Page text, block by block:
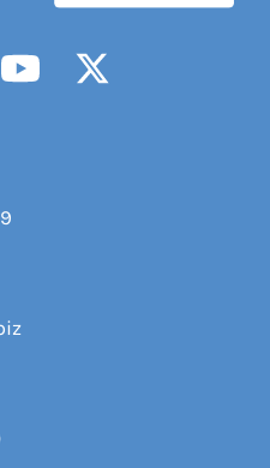
YouTubeTwitter